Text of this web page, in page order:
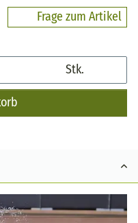
Frage zum Artikel
Stk.